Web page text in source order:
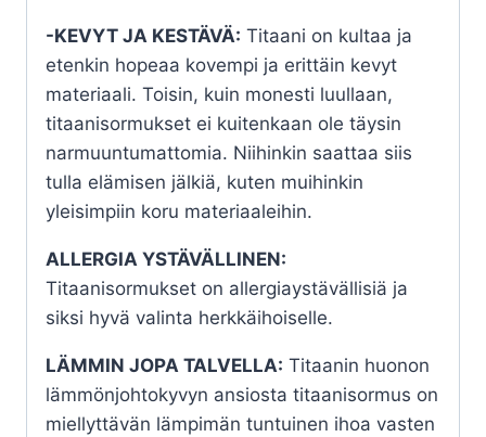
-KEVYT JA KESTÄVÄ: Titaani on kultaa ja
etenkin hopeaa kovempi ja erittäin kevyt
materiaali. Toisin, kuin monesti luullaan,
titaanisormukset ei kuitenkaan ole täysin
narmuuntumattomia. Niihinkin saattaa siis
tulla elämisen jälkiä, kuten muihinkin
yleisimpiin koru materiaaleihin.
ALLERGIA YSTÄVÄLLINEN:
Titaanisormukset on allergiaystävällisiä ja
siksi hyvä valinta herkkäihoiselle.
LÄMMIN JOPA TALVELLA: Titaanin huonon
lämmönjohtokyvyn ansiosta titaanisormus on
miellyttävän lämpimän tuntuinen ihoa vasten